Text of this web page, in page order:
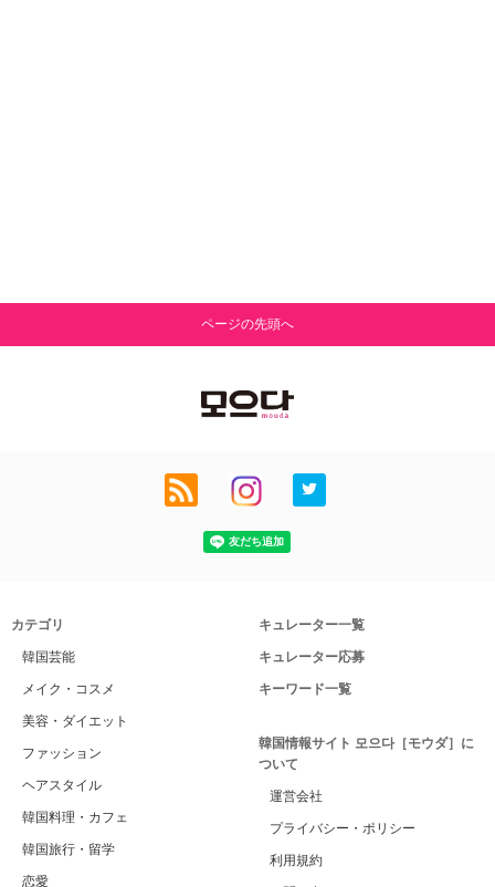
ページの先頭へ
カテゴリ
韓国芸能
メイク・コスメ
美容・ダイエット
ファッション
ヘアスタイル
韓国料理・カフェ
韓国旅行・留学
恋愛
キュレーター一覧
キュレーター応募
キーワード一覧
韓国情報サイト 모으다［モウダ］に
ついて
運営会社
プライバシー・ポリシー
利用規約